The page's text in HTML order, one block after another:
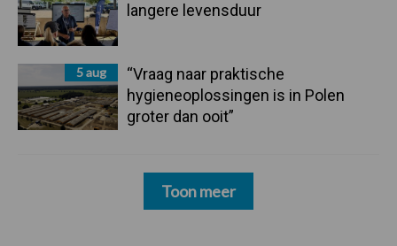
langere levensduur
5 aug
“Vraag naar praktische
hygieneoplossingen is in Polen
groter dan ooit”
Toon meer